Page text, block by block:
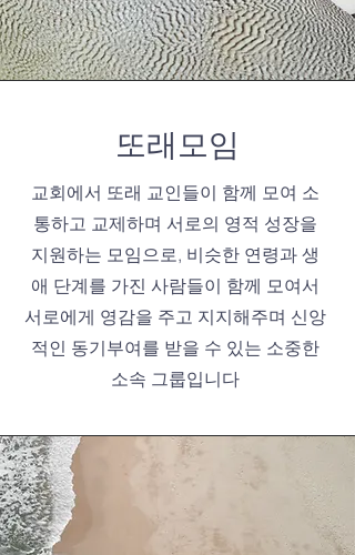
​또래모임
교회에서 또래 교인들이 함께 모여 소
통하고 교제하며 서로의 영적 성장을
지원하는 모임으로, 비슷한 연령과 생
애 단계를 가진 사람들이 함께 모여서
서로에게 영감을 주고 지지해주며 신앙
적인 동기부여를 받을 수 있는 소중한
소속 그룹입니다